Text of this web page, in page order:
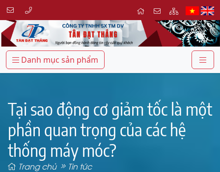
Danh mục sản phẩm
Tại sao động cơ giảm tốc là một
phần quan trọng của các hệ
thống máy móc?
Trang chủ Tin tức